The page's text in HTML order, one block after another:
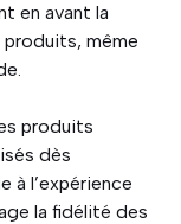
en avant la
même
produits
dès
à l’expérience
la fidélité des